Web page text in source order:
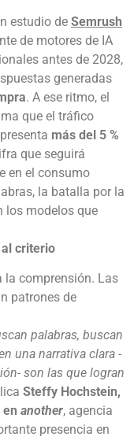
estudio de Semrush
de motores de IA
antes de 2028,
generadas
. A ese ritmo, el
que el tráfico
más del 5 %
que seguirá
en el consumo
la batalla por la
los modelos que
criterio
la comprensión. Las
patrones de
palabras, buscan
una narrativa clara -
son las que logran
Steffy Hochstein,
another, agencia
presencia en